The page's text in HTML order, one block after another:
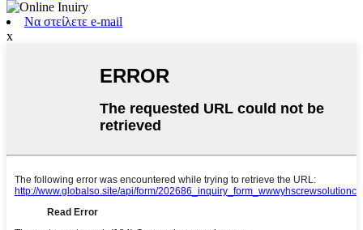
Να στείλετε e-mail
x